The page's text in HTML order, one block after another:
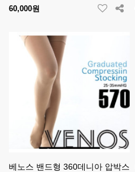
60,000원
베노스 밴드형 360데니아 압박스